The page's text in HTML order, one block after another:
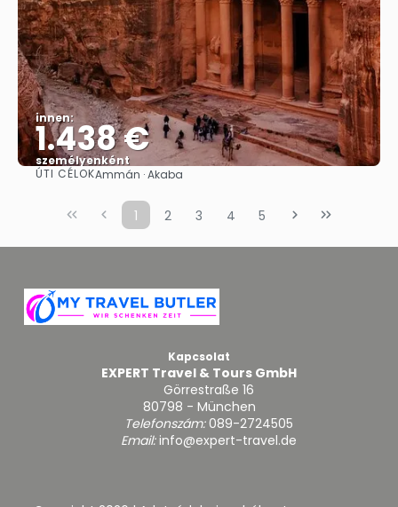
innen:
1.438 €
személyenként
Megnézem
ÚTI CÉLOKAmmán · Akaba
1 2 3 4 5
Kapcsolat
EXPERT Travel & Tours GmbH
Görrestraße 16
80798 - München
Telefonszám:089-2724505
Email:info@expert-travel.de